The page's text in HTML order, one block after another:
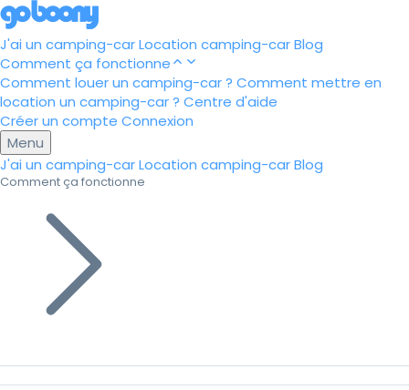
J'ai un camping-carLocation camping-carBlog
Comment ça fonctionne
Comment louer un camping-car ? Comment mettre en
location un camping-car ? Centre d'aide
Créer un compte Connexion
Menu
J'ai un camping-carLocation camping-carBlog
Comment ça fonctionne